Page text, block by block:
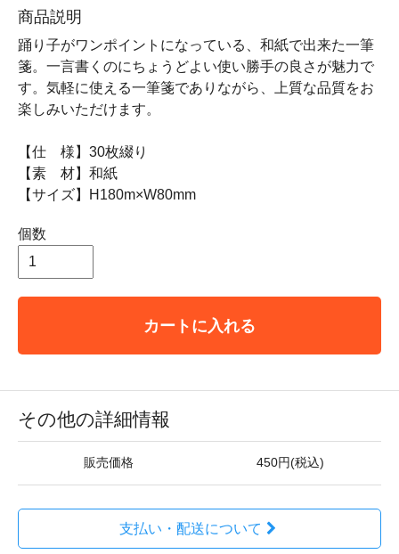
商品説明
踊り子がワンポイントになっている、和紙で出来た一筆
箋。一言書くのにちょうどよい使い勝手の良さが魅力で
す。気軽に使える一筆箋でありながら、上質な品質をお
楽しみいただけます。
【仕 様】30枚綴り
【素 材】和紙
【サイズ】H180m×W80mm
個数
カートに入れる
その他の詳細情報
販売価格 450円(税込)
支払い・配送について